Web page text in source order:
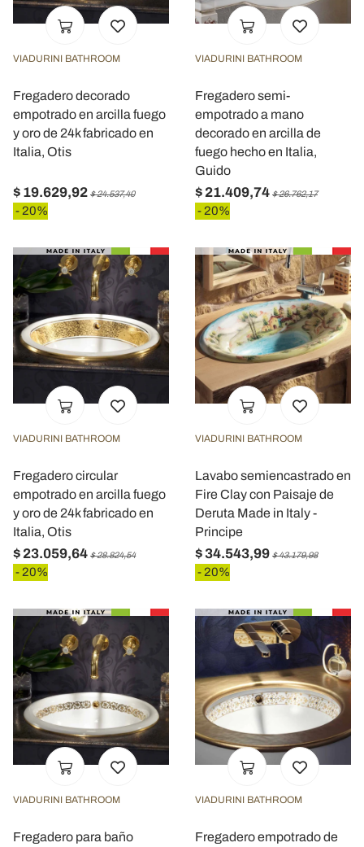
VIADURINI BATHROOM
Fregadero decorado
empotrado en arcilla fuego
y oro de 24k fabricado en
Italia, Otis
$ 19.629,92 $ 24.537,40
- 20%
VIADURINI BATHROOM
Fregadero semi-
empotrado a mano
decorado en arcilla de
fuego hecho en Italia,
Guido
$ 21.409,74 $ 26.762,17
- 20%
VIADURINI BATHROOM
Fregadero circular
empotrado en arcilla fuego
y oro de 24k fabricado en
Italia, Otis
$ 23.059,64 $ 28.824,54
- 20%
VIADURINI BATHROOM
Lavabo semiencastrado en
Fire Clay con Paisaje de
Deruta Made in Italy -
Principe
$ 34.543,99 $ 43.179,98
- 20%
VIADURINI BATHROOM
Fregadero para baño
VIADURINI BATHROOM
Fregadero empotrado de